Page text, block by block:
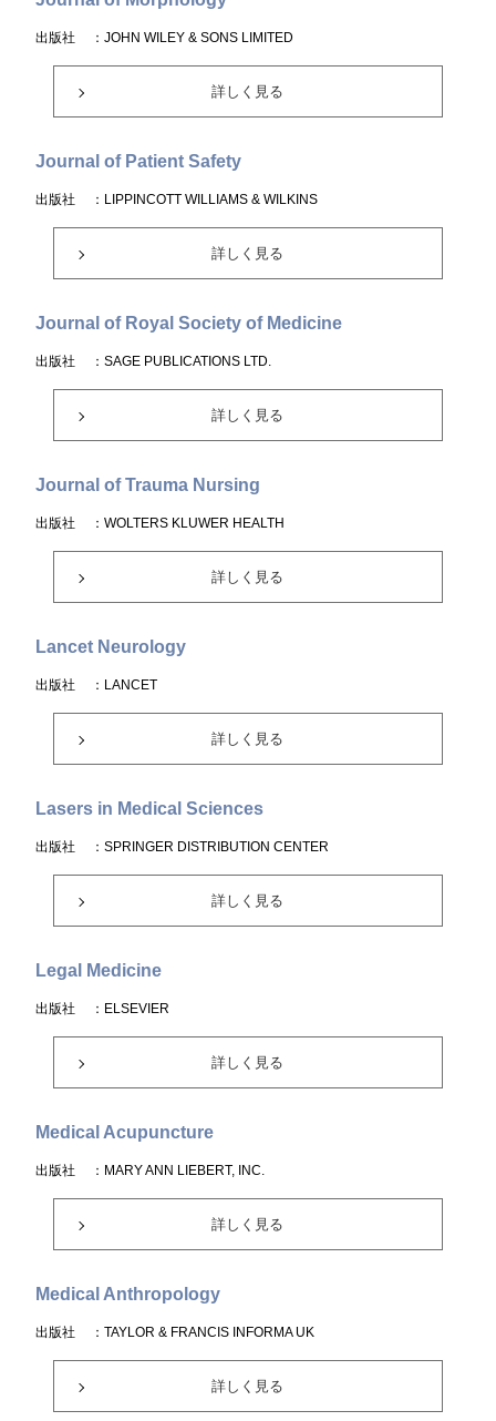
出版社 ：JOHN WILEY & SONS LIMITED
詳しく見る
Journal of Patient Safety
出版社 ：LIPPINCOTT WILLIAMS & WILKINS
詳しく見る
Journal of Royal Society of Medicine
出版社 ：SAGE PUBLICATIONS LTD.
詳しく見る
Journal of Trauma Nursing
出版社 ：WOLTERS KLUWER HEALTH
詳しく見る
Lancet Neurology
出版社 ：LANCET
詳しく見る
Lasers in Medical Sciences
出版社 ：SPRINGER DISTRIBUTION CENTER
詳しく見る
Legal Medicine
出版社 ：ELSEVIER
詳しく見る
Medical Acupuncture
出版社 ：MARY ANN LIEBERT, INC.
詳しく見る
Medical Anthropology
出版社 ：TAYLOR & FRANCIS INFORMA UK
詳しく見る